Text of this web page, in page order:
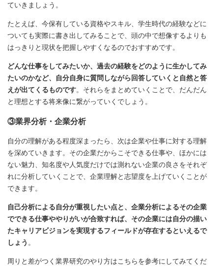
ていきましょう。
たとえば、今保有している資格やスキル、学生時代の経験などに
ついても実際に書き出してみることで、頭の中で想像するよりも
はっきりと現状を把握しやすくなるのでおすすめです。
どんな仕事をしてみたいか、過去の経験をどのように生かしてみ
たいのかなど、自分自身に質問しながら回答していくと自然と答
えが出てくるものです。それらをまとめていくことで、だんだん
と理想とする将来像に繋がっていくでしょう。
③業界分析・企業分析
自分の理解がある程度深まったら、次は企業や仕事に対する理解
を深めていきます。その企業だからこそできる仕事や、ほかには
ない魅力、知名度や人気度だけでは測れない企業の良さをそれぞ
れに分析していくことで、企業理解と志望度を上げていくことが
できます。
自己分析による自分が重視したい点と、企業分析によるその企業
でできる仕事ややりがいが合致すれば、その企業には自分の描い
たキャリアビジョンを実現するフィールドが存在するといえるで
しょう 。
周りと差がつく業界研究のやり方はこちらを参考にしてみてくだ